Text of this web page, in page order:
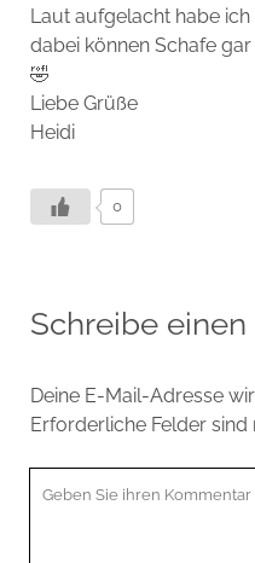
Laut aufgelacht habe
dabei können Schafe
🤣
Liebe Grüße
Heidi
0
Schreibe
Deine E-Mail-Adresse
Erforderliche Felder sind